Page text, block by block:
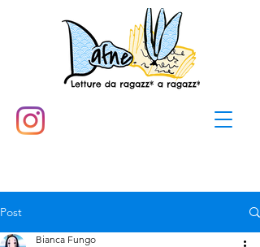
Post
Bianca Fungo